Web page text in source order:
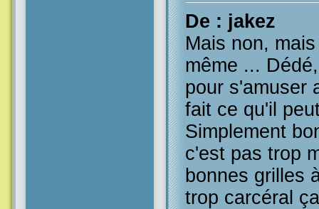
De : jakez
Mais non,
même ...
pour s'amuser
fait ce qu'il
Simplement
c'est pas trop
bonnes grilles
trop carcéral